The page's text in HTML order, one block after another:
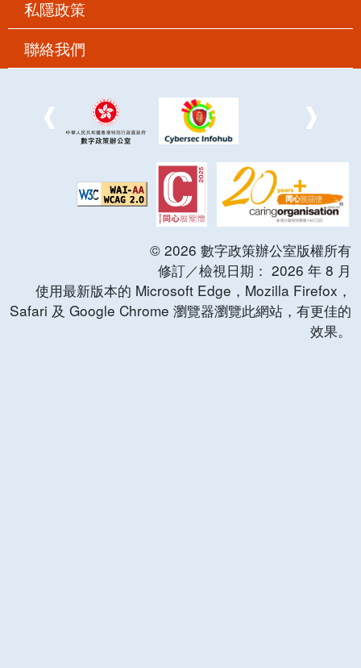
私隱政策
聯絡我們
© 2026 數字政策辦公室版權所有
修訂／檢視日期： 2026 年 8 月
使用最新版本的 Microsoft Edge，Mozilla Firefox，
Safari 及 Google Chrome 瀏覽器瀏覽此網站，有更佳的
效果。